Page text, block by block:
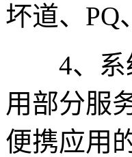
坏道、PQ
4、系统
用部分服
便携应用